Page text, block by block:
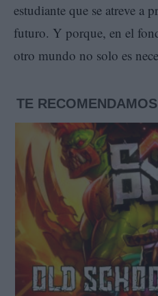
estudiante que se atreve a
futuro. Y porque, en el
otro mundo no solo es
TE RECOMENDAMOS